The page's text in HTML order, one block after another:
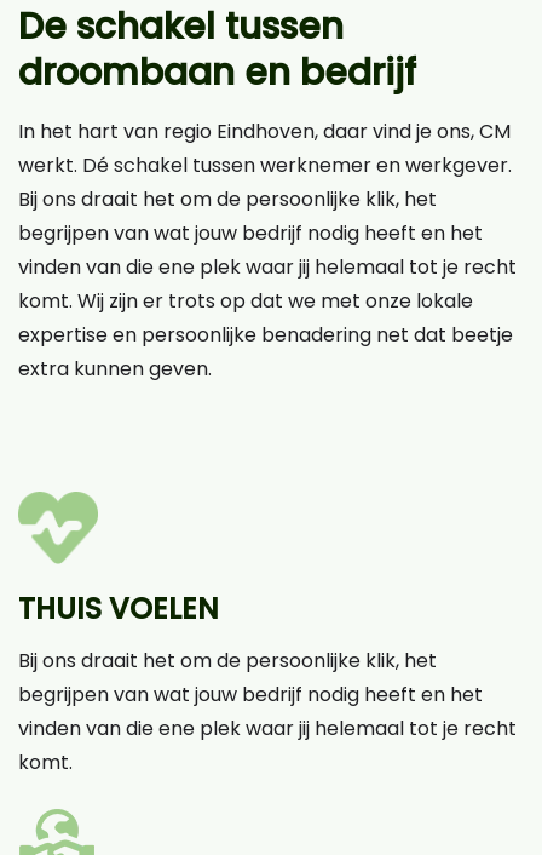
De schakel tussen
droombaan en bedrijf
In het hart van regio Eindhoven, daar vind je ons, CM
werkt. Dé schakel tussen werknemer en werkgever.
Bij ons draait het om de persoonlijke klik, het
begrijpen van wat jouw bedrijf nodig heeft en het
vinden van die ene plek waar jij helemaal tot je recht
komt. Wij zijn er trots op dat we met onze lokale
expertise en persoonlijke benadering net dat beetje
extra kunnen geven.
THUIS VOELEN
Bij ons draait het om de persoonlijke klik, het
begrijpen van wat jouw bedrijf nodig heeft en het
vinden van die ene plek waar jij helemaal tot je recht
komt.